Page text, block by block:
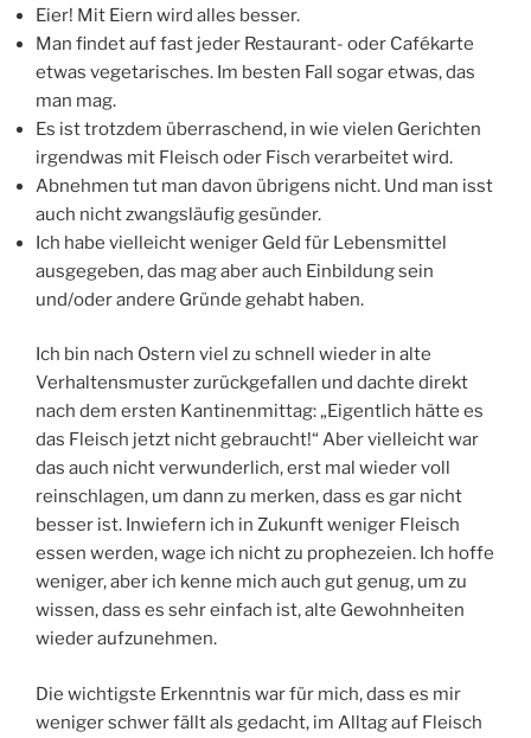
Eier! Mit Eiern wird alles besser.
Man findet auf fast jeder Restaurant- oder Cafékarte
etwas vegetarisches. Im besten Fall sogar etwas, das
man mag.
Es ist trotzdem überraschend, in wie vielen Gerichten
irgendwas mit Fleisch oder Fisch verarbeitet wird.
Abnehmen tut man davon übrigens nicht. Und man isst
auch nicht zwangsläufig gesünder.
Ich habe vielleicht weniger Geld für Lebensmittel
ausgegeben, das mag aber auch Einbildung sein
und/oder andere Gründe gehabt haben.
Ich bin nach Ostern viel zu schnell wieder in alte
Verhaltensmuster zurückgefallen und dachte direkt
nach dem ersten Kantinenmittag: „Eigentlich hätte es
das Fleisch jetzt nicht gebraucht!“ Aber vielleicht war
das auch nicht verwunderlich, erst mal wieder voll
reinschlagen, um dann zu merken, dass es gar nicht
besser ist. Inwiefern ich in Zukunft weniger Fleisch
essen werden, wage ich nicht zu prophezeien. Ich hoffe
weniger, aber ich kenne mich auch gut genug, um zu
wissen, dass es sehr einfach ist, alte Gewohnheiten
wieder aufzunehmen.
Die wichtigste Erkenntnis war für mich, dass es mir
weniger schwer fällt als gedacht, im Alltag auf Fleisch